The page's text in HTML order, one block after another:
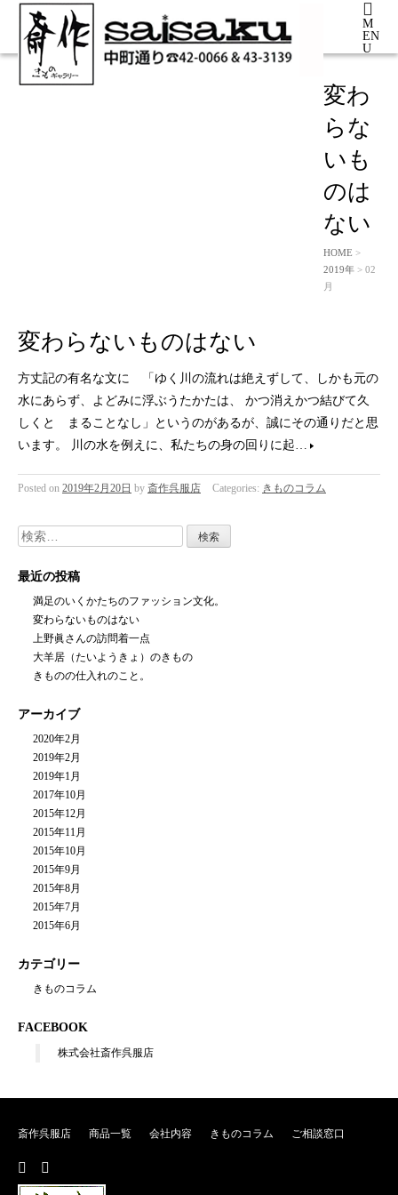
M
EN
U
変わ
らな
いも
のは
ない
HOME >
2019年 > 02
月
変わらないものはない
方丈記の有名な文に 「ゆく川の流れは絶えずして、しかも元の
水にあらず、よどみに浮ぶうたかたは、 かつ消えかつ結びて久
しくとゞまることなし」というのがあるが、誠にその通りだと思
います。 川の水を例えに、私たちの身の回りに起…
Posted on 2019年2月20日 by 斎作呉服店 Categories: きものコラム
検
最近の投稿
満足のいくかたちのファッション文化。
変わらないものはない
上野眞さんの訪問着一点
大羊居（たいようきょ）のきもの
きものの仕入れのこと。
アーカイブ
2020年2月
2019年2月
2019年1月
2017年10月
2015年12月
2015年11月
2015年10月
2015年9月
2015年8月
2015年7月
2015年6月
カテゴリー
きものコラム
FACEBOOK
株式会社斎作呉服店
斎作呉服店 商品一覧 会社内容 きものコラム ご相談窓口